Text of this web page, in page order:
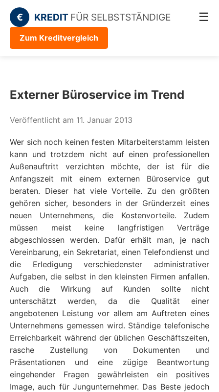
€ KREDIT FÜR SELBSTSTÄNDIGE ☰
Zum Kreditvergleich
Externer Büroservice im Trend
Veröffentlicht am 11. Januar 2013
Wer sich noch keinen festen Mitarbeiterstamm leisten
kann und trotzdem nicht auf einen professionellen
Außenauftritt verzichten möchte, der ist für die
Anfangszeit mit einem externen Büroservice gut
beraten. Dieser hat viele Vorteile. Zu den größten
gehören sicher, besonders in der Gründerzeit eines
neuen Unternehmens, die Kostenvorteile. Zudem
müssen meist keine langfristigen Verträge
abgeschlossen werden. Dafür erhält man, je nach
Vereinbarung, ein Sekretariat, einen Telefondienst und
die Erledigung verschiedenster administrativer
Aufgaben, die selbst in den kleinsten Firmen anfallen.
Auch die Wirkung auf Kunden sollte nicht
unterschätzt werden, da die Qualität einer
angebotenen Leistung vor allem am Auftreten eines
Unternehmens gemessen wird. Ständige telefonische
Erreichbarkeit während der üblichen Geschäftszeiten,
rasche Zustellung von Dokumenten und
Präsentationen und eine zügige Beantwortung
eingehender Fragen gewährleisten ein positives
Image, auch für Jungunternehmer. Das Beste jedoch